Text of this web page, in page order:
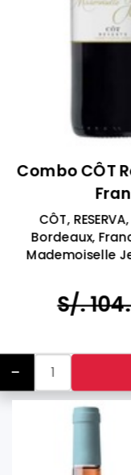
Combo CÔT
CÔT,
Bordeaux,
Mademoiselle
S/.
-